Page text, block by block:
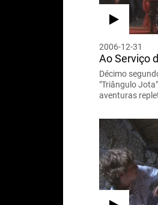
2006-12-31
Ao Serviço
Décimo
"Triângulo
aventuras